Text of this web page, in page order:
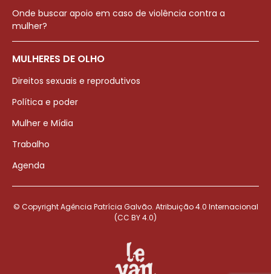
Onde buscar apoio em caso de violência contra a
mulher?
MULHERES DE OLHO
Direitos sexuais e reprodutivos
Política e poder
Mulher e Mídia
Trabalho
Agenda
© Copyright Agência Patrícia Galvão. Atribuição 4.0 Internacional
(CC BY 4.0)